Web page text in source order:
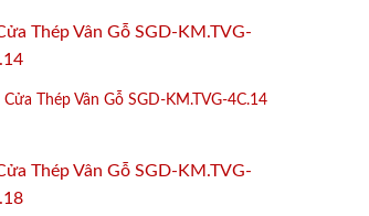
Cửa Thép Vân Gỗ SGD-KM.TVG-4C.14